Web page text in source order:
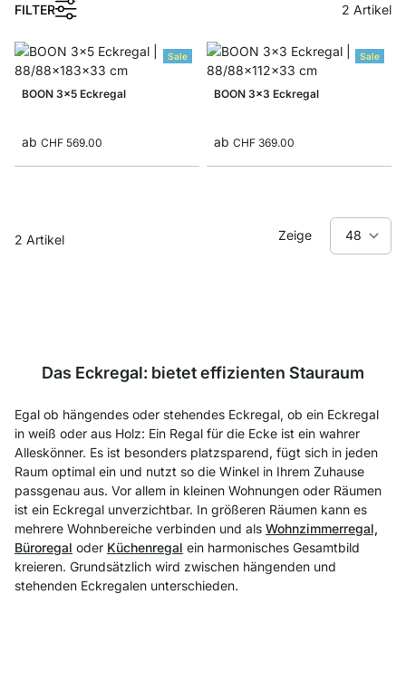
FILTER 2 Artikel
Sale
BOON 3x5 Eckregal
ab CHF 569.00
Sale
BOON 3x3 Eckregal
ab CHF 369.00
2 Artikel Zeige
Das Eckregal: bietet effizienten Stauraum
Egal ob hängendes oder stehendes Eckregal, ob ein Eckregal
in weiß oder aus Holz: Ein Regal für die Ecke ist ein wahrer
Alleskönner. Es ist besonders platzsparend, fügt sich in jeden
Raum optimal ein und nutzt so die Winkel in Ihrem Zuhause
passgenau aus. Vor allem in kleinen Wohnungen oder Räumen
ist ein Eckregal unverzichtbar. In größeren Räumen kann es
mehrere Wohnbereiche verbinden und als Wohnzimmerregal,
Büroregal oder Küchenregal ein harmonisches Gesamtbild
kreieren. Grundsätzlich wird zwischen hängenden und
stehenden Eckregalen unterschieden.